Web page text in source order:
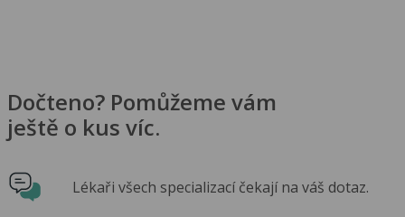
Dočteno? Pomůžeme vám
ještě o kus víc.
Lékaři všech specializací čekají na váš dotaz.